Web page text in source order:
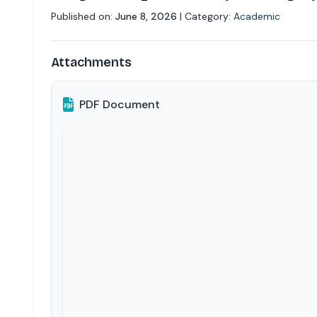
Published on: June 8, 2026 | Category: Academic
Attachments
PDF Document